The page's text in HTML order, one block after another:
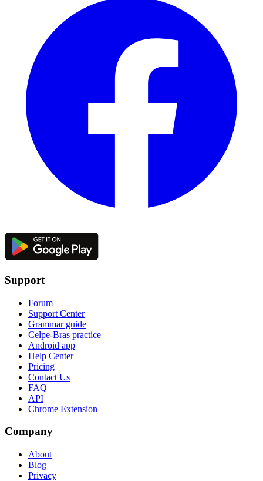
Support
Forum
Support Center
Grammar guide
Celpe-Bras practice
Android app
Help Center
Pricing
Contact Us
FAQ
API
Chrome Extension
Company
About
Blog
Privacy